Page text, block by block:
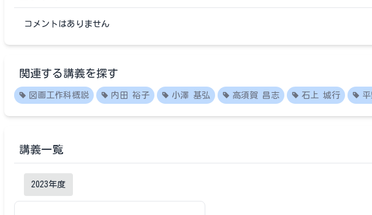
コメントはありません
関連する講義を探す
図画工作科概説 内田 裕子 小澤 基弘 高須賀 昌志 石上 城行
講義一覧
2023年度